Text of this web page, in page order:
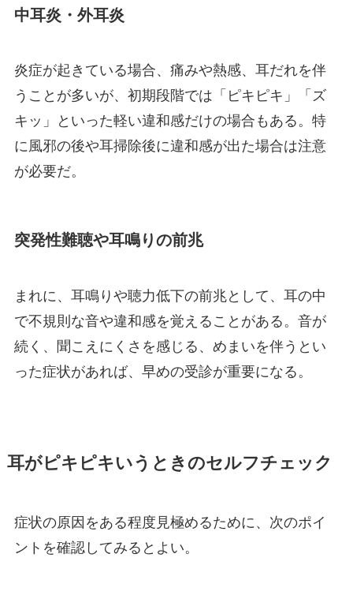
中耳炎・外耳炎
炎症が起きている場合、痛みや熱感、耳だれを伴
うことが多いが、初期段階では「ピキピキ」「ズ
キッ」といった軽い違和感だけの場合もある。特
に風邪の後や耳掃除後に違和感が出た場合は注意
が必要だ。
突発性難聴や耳鳴りの前兆
まれに、耳鳴りや聴力低下の前兆として、耳の中
で不規則な音や違和感を覚えることがある。音が
続く、聞こえにくさを感じる、めまいを伴うとい
った症状があれば、早めの受診が重要になる。
耳がピキピキいうときのセルフチェック
症状の原因をある程度見極めるために、次のポイ
ントを確認してみるとよい。